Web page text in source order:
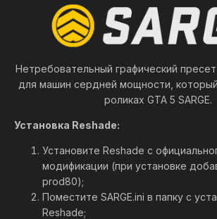
Нетребовательный графический
для машин сердней мощности,
роликах GTA 5 SARGE.
Установка Reshade:
Установите Reshade с
модификации (при установке
prod80);
Поместите SARGE.ini в папку с
Reshade;